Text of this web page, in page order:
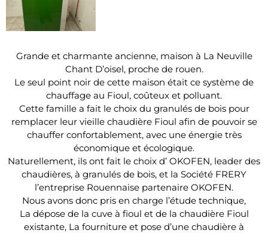
Grande et charmante ancienne, maison à La Neuville
Chant D’oisel, proche de rouen.
Le seul point noir de cette maison était ce système de
chauffage au Fioul, coûteux et polluant.
Cette famille a fait le choix du granulés de bois pour
remplacer leur vieille chaudière Fioul afin de pouvoir se
chauffer confortablement, avec une énergie très
économique et écologique.
Naturellement, ils ont fait le choix d’ OKOFEN, leader des
chaudières, à granulés de bois, et la Société FRERY
l’entreprise Rouennaise partenaire OKOFEN.
Nous avons donc pris en charge l’étude technique,
La dépose de la cuve à fioul et de la chaudière Fioul
existante, La fourniture et pose d’une chaudière à